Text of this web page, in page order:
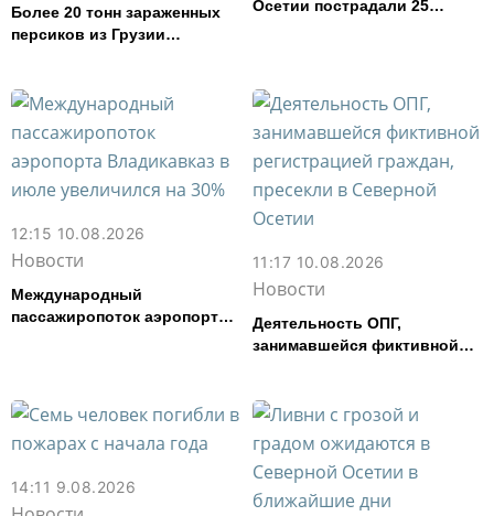
Более 20 тонн зараженных
персиков из Грузии
Осетии пострадали 25
12:15 10.08.2026
Новости
Международный
пассажиропоток аэропорта
11:17 10.08.2026
Новости
Деятельность ОПГ,
занимавшейся фиктивной
14:11 9.08.2026